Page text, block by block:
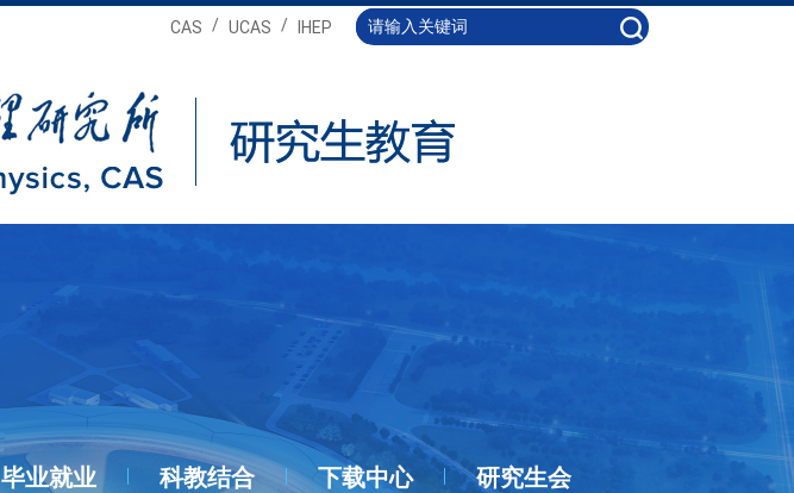
CAS / UCAS / IHEP
毕业就业 科教结合 下载中心 研究生会